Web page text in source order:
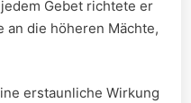
Gebet richtete er
an die höheren Mächte,
​erstaunliche Wirkung